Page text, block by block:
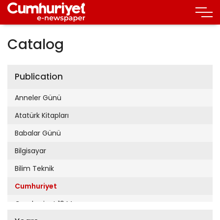
Catalog
Publication
Anneler Günü
Atatürk Kitapları
Babalar Günü
Bilgisayar
Bilim Teknik
Cumhuriyet
Cumhuriyet 19 Mayıs